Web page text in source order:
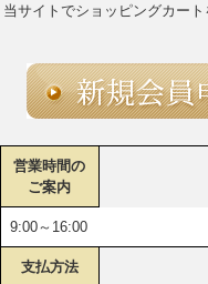
当サイトでショッピングカー
営業時間の
ご案内
9:00～16:00
支払方法